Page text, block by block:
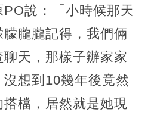
說：「小時候那天
朧朧記得，我們倆
天，那樣子辦家家
想到10幾年後竟然
檔，居然就是她現